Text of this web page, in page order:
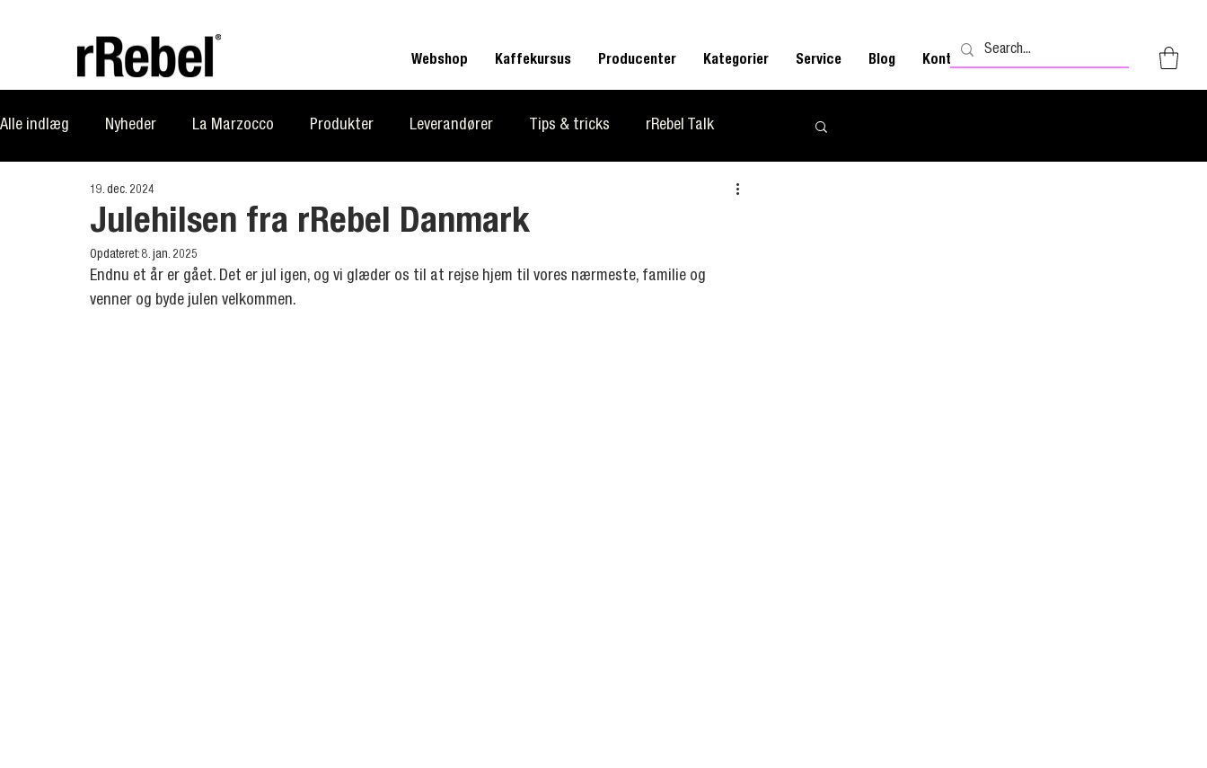
Webshop Kaffekursus Producenter Kategorier Service Blog Kontakt
Alle indlæg Nyheder La Marzocco Produkter Leverandører Tips & tricks rRebel Talk
rRebel Academy
Julehilsen fra rRebel Danmark
19. dec. 2024
Opdateret: 8. jan. 2025
Endnu et år er gået. Det er jul igen, og vi glæder os til at rejse hjem til vores nærmeste, familie og
venner og byde julen velkommen.